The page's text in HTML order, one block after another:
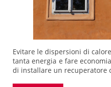
Evitare le dispersioni di
tanta energia e fare
di installare un recuperatore